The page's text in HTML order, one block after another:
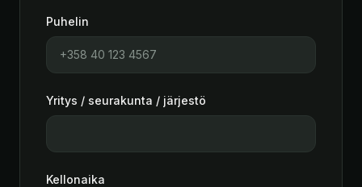
Puhelin
Yritys / seurakunta / järjestö
Kellonaika